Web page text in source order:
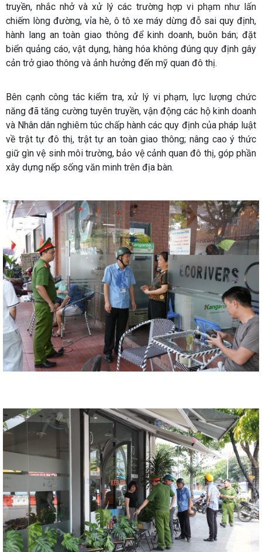
truyền, nhắc nhở và xử lý các trường hợp vi phạm như lấn
chiếm lòng đường, vỉa hè, ô tô xe máy dừng đỗ sai quy định,
hành lang an toàn giao thông để kinh doanh, buôn bán; đặt
biển quảng cáo, vật dụng, hàng hóa không đúng quy định gây
cản trở giao thông và ảnh hưởng đến mỹ quan đô thị.
Bên cạnh công tác kiểm tra, xử lý vi phạm, lực lượng chức
năng đã tăng cường tuyên truyền, vận động các hộ kinh doanh
và Nhân dân nghiêm túc chấp hành các quy định của pháp luật
về trật tự đô thị, trật tự an toàn giao thông; nâng cao ý thức
giữ gìn vệ sinh môi trường, bảo vệ cảnh quan đô thị, góp phần
xây dựng nếp sống văn minh trên địa bàn.